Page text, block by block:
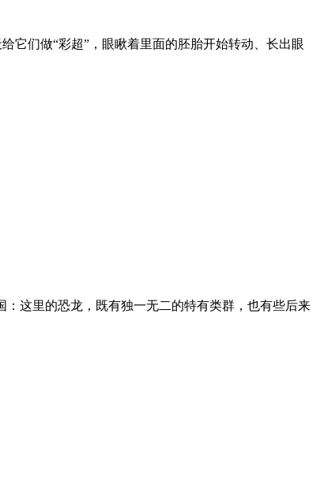
它们做“彩超”，眼瞅着里面的胚胎开始转动、长出眼
这里的恐龙，既有独一无二的特有类群，也有些后来